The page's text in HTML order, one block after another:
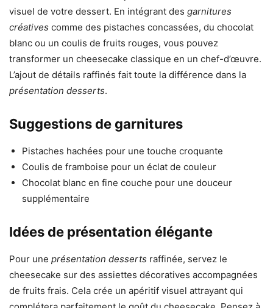
visuel de votre dessert. En intégrant des garnitures
créatives comme des pistaches concassées, du chocolat
blanc ou un coulis de fruits rouges, vous pouvez
transformer un cheesecake classique en un chef-d’œuvre.
L’ajout de détails raffinés fait toute la différence dans la
présentation desserts.
Suggestions de garnitures
Pistaches hachées pour une touche croquante
Coulis de framboise pour un éclat de couleur
Chocolat blanc en fine couche pour une douceur
supplémentaire
Idées de présentation élégante
Pour une présentation desserts raffinée, servez le
cheesecake sur des assiettes décoratives accompagnées
de fruits frais. Cela crée un apéritif visuel attrayant qui